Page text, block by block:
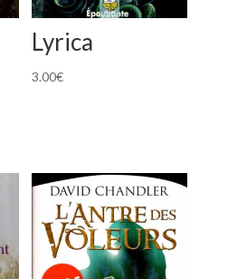
Lyrica
3.00€